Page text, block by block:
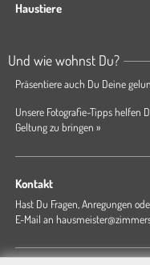
Haustiere
Und wie wohnst Du?
Präsentiere auch Du Deine
Unsere Fotografie-Tipps helfen
Geltung zu bringen »
Kontakt
Hast Du Fragen, Anregungen
E-Mail an